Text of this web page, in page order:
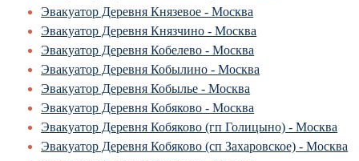
Эвакуатор Деревня Князевое - Москва
Эвакуатор Деревня Князчино - Москва
Эвакуатор Деревня Кобелево - Москва
Эвакуатор Деревня Кобылино - Москва
Эвакуатор Деревня Кобылье - Москва
Эвакуатор Деревня Кобяково - Москва
Эвакуатор Деревня Кобяково (гп Голицыно) - Москва
Эвакуатор Деревня Кобяково (сп Захаровское) - Москва